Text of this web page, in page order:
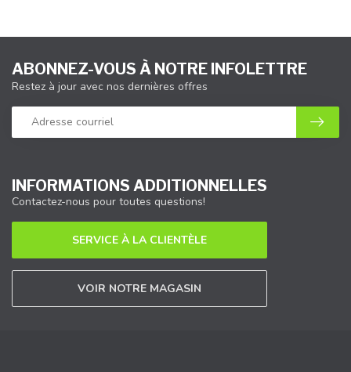
INFORMATIONS ADDITIONNELLES
Contactez-nous pour toutes questions!
SERVICE À LA CLIENTÈLE
VOIR NOTRE MAGASIN
ABONNEZ-VOUS À NOTRE INFOLETTRE
Restez à jour avec nos dernières offres